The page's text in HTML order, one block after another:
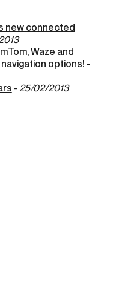
new connected
Waze and
options! -
- 25/02/2013